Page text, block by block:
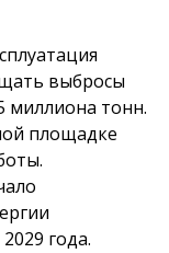
выбросы
миллиона тонн.
площадке
года.